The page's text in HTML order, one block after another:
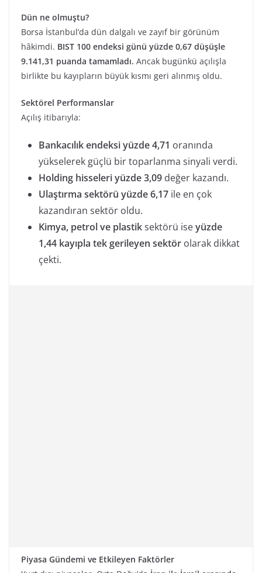
Dün ne olmuştu?
Borsa İstanbul’da dün dalgalı ve zayıf bir görünüm
hâkimdi. BIST 100 endeksi günü yüzde 0,67 düşüşle
9.141,31 puanda tamamladı. Ancak bugünkü açılışla
birlikte bu kayıpların büyük kısmı geri alınmış oldu.
Sektörel Performanslar
Açılış itibarıyla:
Bankacılık endeksi yüzde 4,71 oranında
yükselerek güçlü bir toparlanma sinyali verdi.
Holding hisseleri yüzde 3,09 değer kazandı.
Ulaştırma sektörü yüzde 6,17 ile en çok
kazandıran sektör oldu.
Kimya, petrol ve plastiksektörü iseyüzde
1,44 kayıpla tek gerileyen sektör olarak dikkat
çekti.
Piyasa Gündemi ve Etkileyen Faktörler